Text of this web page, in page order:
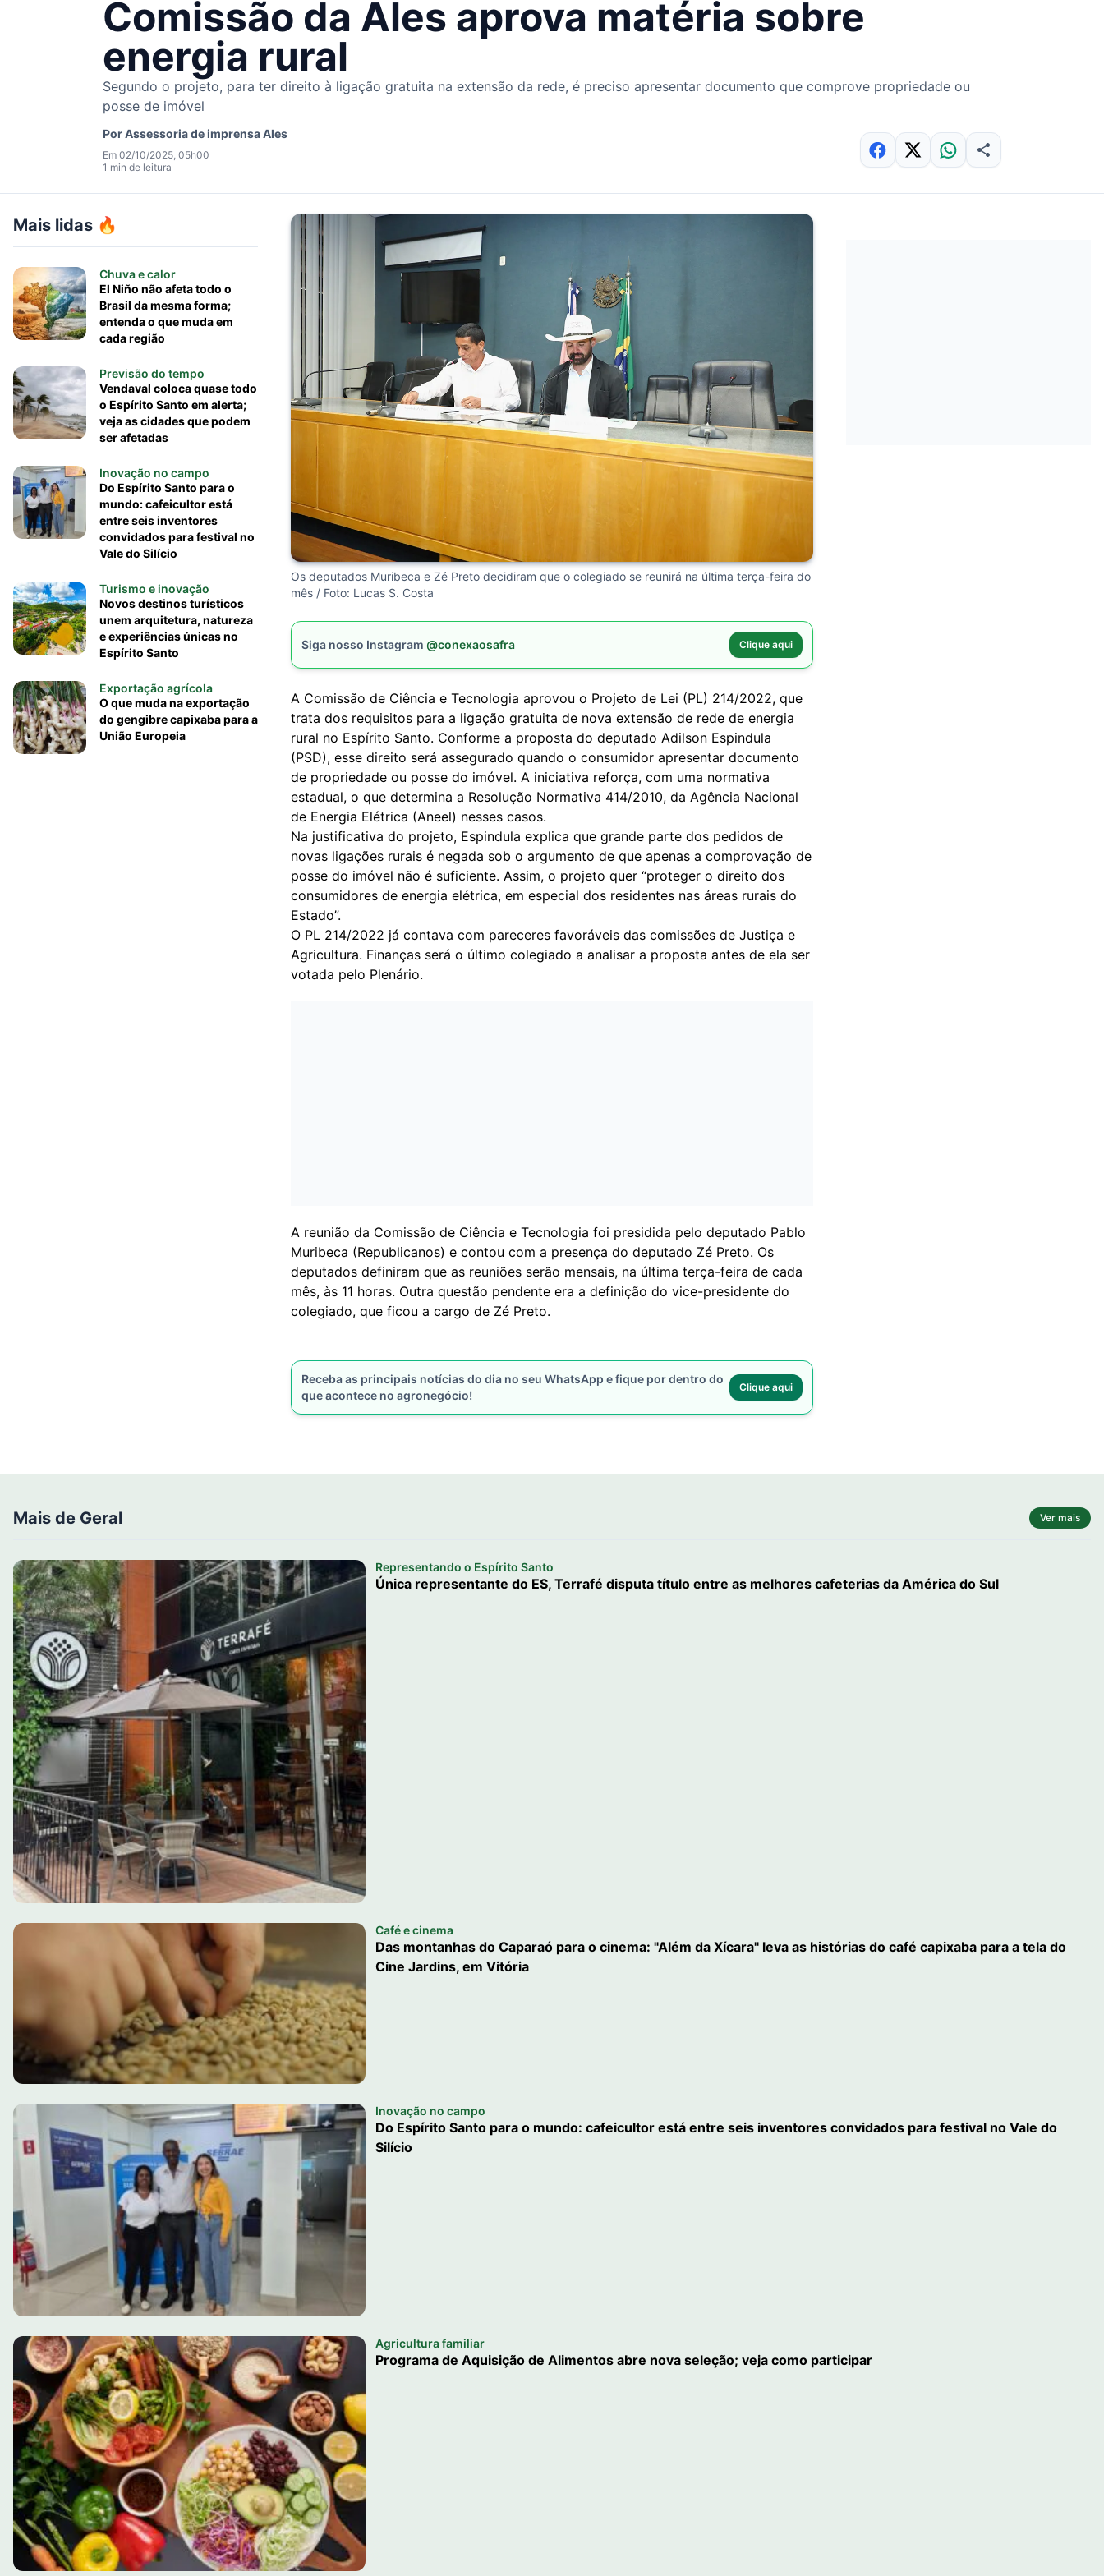
Comissão da Ales aprova matéria sobre
energia rural
Segundo o projeto, para ter direito à ligação gratuita na extensão da rede, é preciso apresentar documento que comprove propriedade ou
posse de imóvel
PorAssessoria de imprensa Ales
Em 02/10/2025, 05h00
1 min de leitura
Mais lidas 🔥
Chuva e calor
El Niño não afeta todo o
Brasil da mesma forma;
entenda o que muda em
cada região
Previsão do tempo
Vendaval coloca quase todo
o Espírito Santo em alerta;
veja as cidades que podem
ser afetadas
Inovação no campo
Do Espírito Santo para o
mundo: cafeicultor está
entre seis inventores
convidados para festival no
Vale do Silício
Turismo e inovação
Novos destinos turísticos
unem arquitetura, natureza
e experiências únicas no
Espírito Santo
Exportação agrícola
O que muda na exportação
do gengibre capixaba para a
União Europeia
Os deputados Muribeca e Zé Preto decidiram que o colegiado se reunirá na última terça-feira do
mês / Foto: Lucas S. Costa
Siga nosso Instagram @conexaosafra Clique aqui
A Comissão de Ciência e Tecnologia aprovou o Projeto de Lei (PL) 214/2022, que
trata dos requisitos para a ligação gratuita de nova extensão de rede de energia
rural no Espírito Santo. Conforme a proposta do deputado Adilson Espindula
(PSD), esse direito será assegurado quando o consumidor apresentar documento
de propriedade ou posse do imóvel. A iniciativa reforça, com uma normativa
estadual, o que determina a Resolução Normativa 414/2010, da Agência Nacional
de Energia Elétrica (Aneel) nesses casos.
Na justificativa do projeto, Espindula explica que grande parte dos pedidos de
novas ligações rurais é negada sob o argumento de que apenas a comprovação de
posse do imóvel não é suficiente. Assim, o projeto quer “proteger o direito dos
consumidores de energia elétrica, em especial dos residentes nas áreas rurais do
Estado”.
O PL 214/2022 já contava com pareceres favoráveis das comissões de Justiça e
Agricultura. Finanças será o último colegiado a analisar a proposta antes de ela ser
votada pelo Plenário.
A reunião da Comissão de Ciência e Tecnologia foi presidida pelo deputado Pablo
Muribeca (Republicanos) e contou com a presença do deputado Zé Preto. Os
deputados definiram que as reuniões serão mensais, na última terça-feira de cada
mês, às 11 horas. Outra questão pendente era a definição do vice-presidente do
colegiado, que ficou a cargo de Zé Preto.
Receba as principais notícias do dia no seu WhatsApp e fique por dentro do
que acontece no agronegócio!
Clique aqui
Mais de Geral Ver mais
Representando o Espírito Santo
Única representante do ES, Terrafé disputa título entre as melhores cafeterias da América do Sul
Café e cinema
Das montanhas do Caparaó para o cinema: "Além da Xícara" leva as histórias do café capixaba para a tela do
Cine Jardins, em Vitória
Inovação no campo
Do Espírito Santo para o mundo: cafeicultor está entre seis inventores convidados para festival no Vale do
Silício
Agricultura familiar
Programa de Aquisição de Alimentos abre nova seleção; veja como participar